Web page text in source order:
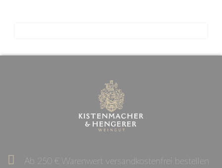
Ab 250 € Warenwert versandkostenfrei bestellen